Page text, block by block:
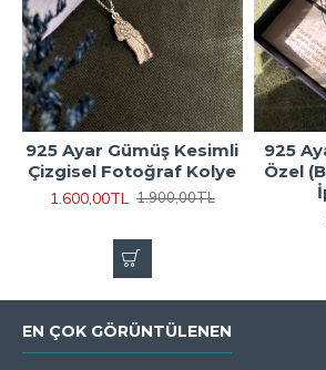
925 Ayar Gümüş Kesimli
Çizgisel Fotoğraf Kolye
1.600,00TL 1.900,00TL
925
Özel
EN ÇOK GÖRÜNTÜLENEN